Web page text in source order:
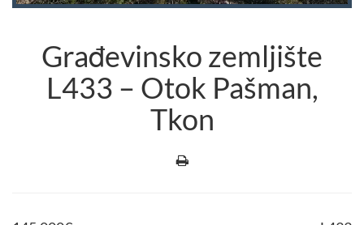
Građevinsko zemljište
L433 – Otok Pašman,
Tkon